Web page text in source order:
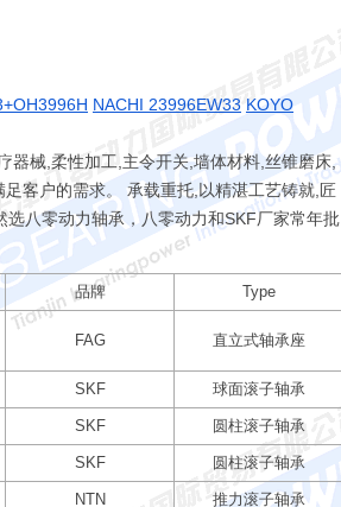
NACHI 23996EW33 KOYO
器械,柔性加工,主令开关,墙体材料,丝锥磨床,
客户的需求。 承载重托,以精湛工艺铸就,匠
八零动力轴承，八零动力和SKF厂家常年批
品牌 Type
FAG 直立式轴承座
SKF 球面滚子轴承
SKF 圆柱滚子轴承
SKF 圆柱滚子轴承
NTN 推力滚子轴承